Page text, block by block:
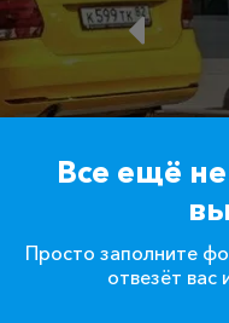
Все ещё
Просто заполните
отвезёт вас